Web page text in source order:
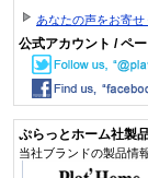
あなたの声をお寄せ
公式アカウント / ペ
ぷらっとホーム社製
当社ブランドの製品情